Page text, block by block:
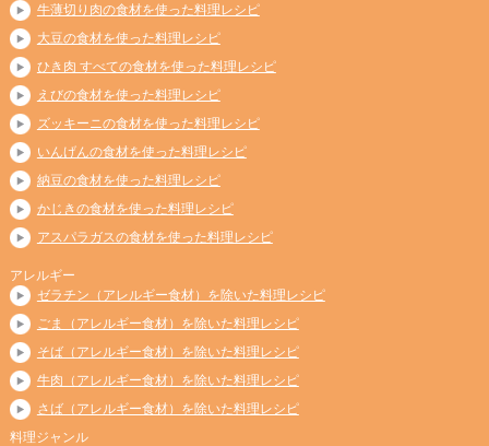
牛薄切り肉の食材を使った料理レシピ
大豆の食材を使った料理レシピ
ひき肉 すべての食材を使った料理レシピ
えびの食材を使った料理レシピ
ズッキーニの食材を使った料理レシピ
いんげんの食材を使った料理レシピ
納豆の食材を使った料理レシピ
かじきの食材を使った料理レシピ
アスパラガスの食材を使った料理レシピ
アレルギー
ゼラチン（アレルギー食材）を除いた料理レシピ
ごま（アレルギー食材）を除いた料理レシピ
そば（アレルギー食材）を除いた料理レシピ
牛肉（アレルギー食材）を除いた料理レシピ
さば（アレルギー食材）を除いた料理レシピ
料理ジャンル